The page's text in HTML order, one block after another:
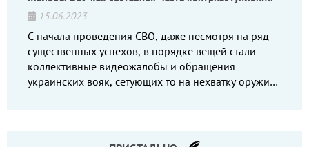
15.06.2023
С начала проведения СВО, даже несмотря на ряд
существенных успехов, в порядке вещей стали
коллективные видеожалобы и обращения
украинских вояк, сетующих то на нехватку оружия,